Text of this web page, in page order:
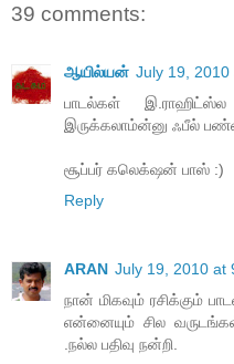
39 comments:
ஆயில்யன் July 19, 2010
பாடல்கள் இ.ராஹிட்ஸ்ல
இருக்கலாம்ன்னு ஃபீல்
சூப்பர் கலெக்‌ஷன் பாஸ் :)
Reply
ARAN July 19, 2010 at
நான் மிகவும் ரசிக்கும்
என்னையும் சில
.நல்ல பதிவு நன்றி.